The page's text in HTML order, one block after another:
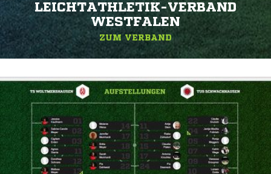
EICHTATHLETIK-VERBAND W
ESTFALEN
ZUM VERBAND